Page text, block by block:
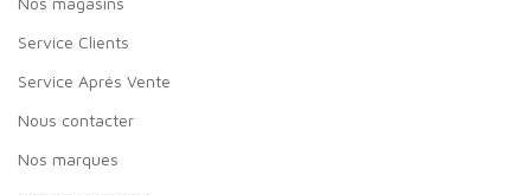
Service Clients
Service Aprés Vente
Nous contacter
Nos marques